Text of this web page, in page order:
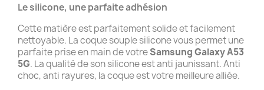
Le silicone, une parfaite adhésion
Cette matière est parfaitement solide et facilement
nettoyable. La coque souple silicone vous permet une
parfaite prise en main de votreSamsung Galaxy A53
5G. La qualité de son silicone est anti jaunissant. Anti
choc, anti rayures, la coque est votre meilleure alliée.